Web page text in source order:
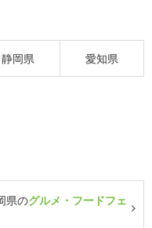
静岡県 愛知県
県のグルメ・フードフェ